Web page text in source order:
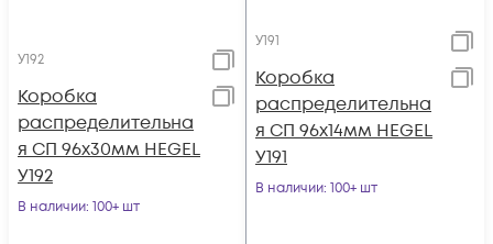
У192
Коробка
распределительна
я СП 96х30мм HEGEL
У192
В наличии: 100+ шт
У191
Коробка
распределительна
я СП 96х14мм HEGEL
У191
В наличии: 100+ шт